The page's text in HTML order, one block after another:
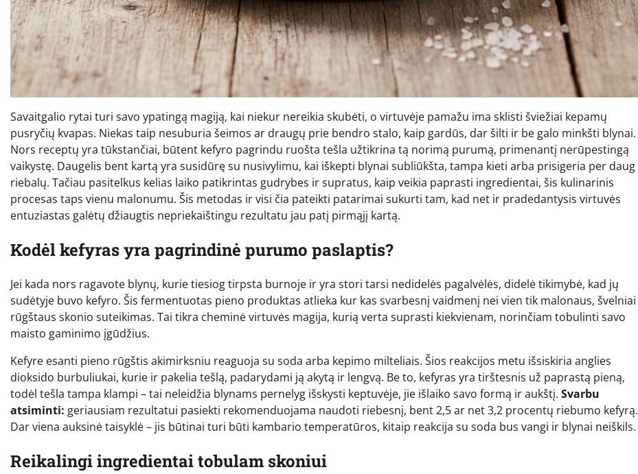
Savaitgalio rytai turi savo ypatingą magiją, kai niekur nereikia skubėti, o virtuvėje pamažu ima sklisti šviežiai kepamų
pusryčių kvapas. Niekas taip nesuburia šeimos ar draugų prie bendro stalo, kaip gardūs, dar šilti ir be galo minkšti blynai.
Nors receptų yra tūkstančiai, būtent kefyro pagrindu ruošta tešla užtikrina tą norimą purumą, primenantį nerūpestingą
vaikystę. Daugelis bent kartą yra susidūrę su nusivylimu, kai iškepti blynai subliūkšta, tampa kieti arba prisigeria per daug
riebalų. Tačiau pasitelkus kelias laiko patikrintas gudrybes ir supratus, kaip veikia paprasti ingredientai, šis kulinarinis
procesas taps vienu malonumu. Šis metodas ir visi čia pateikti patarimai sukurti tam, kad net ir pradedantysis virtuvės
entuziastas galėtų džiaugtis nepriekaištingu rezultatu jau patį pirmąjį kartą.
Kodėl kefyras yra pagrindinė purumo paslaptis?
Jei kada nors ragavote blynų, kurie tiesiog tirpsta burnoje ir yra stori tarsi nedidelės pagalvėlės, didelė tikimybė, kad jų
sudėtyje buvo kefyro. Šis fermentuotas pieno produktas atlieka kur kas svarbesnį vaidmenį nei vien tik malonaus, švelniai
rūgštaus skonio suteikimas. Tai tikra cheminė virtuvės magija, kurią verta suprasti kiekvienam, norinčiam tobulinti savo
maisto gaminimo įgūdžius.
Kefyre esanti pieno rūgštis akimirksniu reaguoja su soda arba kepimo milteliais. Šios reakcijos metu išsiskiria anglies
dioksido burbuliukai, kurie ir pakelia tešlą, padarydami ją akytą ir lengvą. Be to, kefyras yra tirštesnis už paprastą pieną,
todėl tešla tampa klampi – tai neleidžia blynams pernelyg išskysti keptuvėje, jie išlaiko savo formą ir aukštį. Svarbu
atsiminti: geriausiam rezultatui pasiekti rekomenduojama naudoti riebesnį, bent 2,5 ar net 3,2 procentų riebumo kefyrą.
Dar viena auksinė taisyklė – jis būtinai turi būti kambario temperatūros, kitaip reakcija su soda bus vangi ir blynai neiškils.
Reikalingi ingredientai tobulam skoniui